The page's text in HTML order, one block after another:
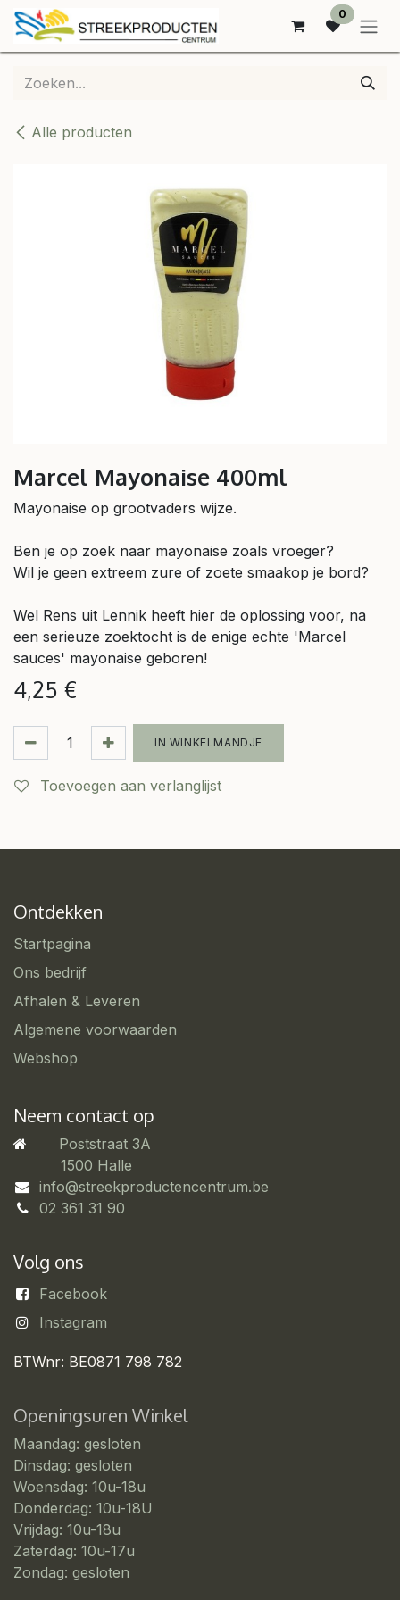
OVERSLAAN NAAR INHOUD
0
Alle producten
Marcel Mayonaise 400ml
Mayonaise op grootvaders wijze.
Ben je op zoek naar mayonaise zoals vroeger?
Wil je geen extreem zure of zoete smaakop je bord?
Wel Rens uit Lennik heeft hier de oplossing voor, na
een serieuze zoektocht is de enige echte 'Marcel
sauces' mayonaise geboren!
4,25 €
IN WINKELMANDJE
Toevoegen aan verlanglijst
Ontdekken
Startpagina
Ons bedrijf
Afhalen & Leveren
Algemene voorwaarden
Webshop
Neem contact op
Poststraat 3A
​1500 Halle
info@streekproductencentrum.be
02 361 31 90
Volg ons
Facebook
Instagram
BTWnr: BE0871 798 782
Openingsuren Winkel
Maandag: gesloten
Dinsdag: gesloten
Woensdag: 10u-18u
Donderdag: 10u-18U
Vrijdag: 10u-18u
Zaterdag: 10u-17u
Zondag: gesloten